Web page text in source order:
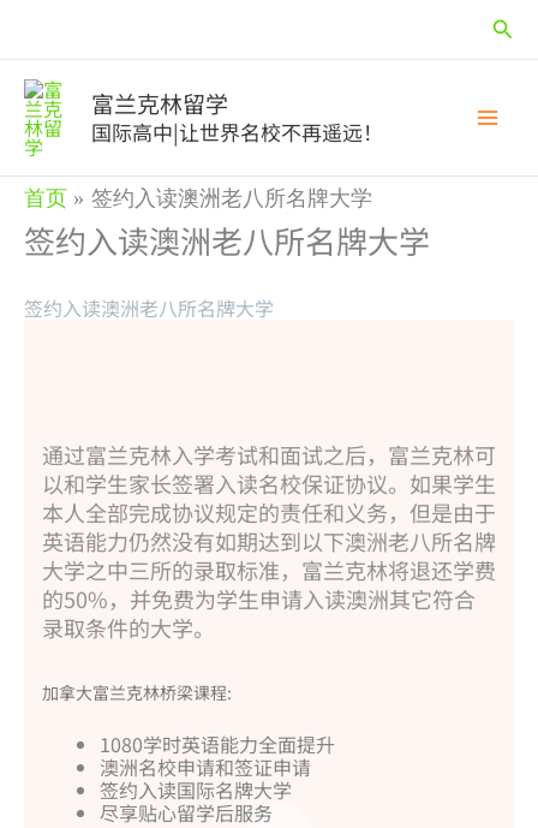
内
搜
索
富兰克林留学
国际高中|让世界名校不再遥远！
首页 签约入读澳洲老八所名牌大学
签约入读澳洲老八所名牌大学
签约入读澳洲老八所名牌大学
通过富兰克林入学考试和面试之后，富兰克林可
以和学生家长签署入读名校保证协议。如果学生
本人全部完成协议规定的责任和义务，但是由于
英语能力仍然没有如期达到以下澳洲老八所名牌
大学之中三所的录取标准，富兰克林将退还学费
的50%，并免费为学生申请入读澳洲其它符合
录取条件的大学。
加拿大富兰克林桥梁课程:
1080学时英语能力全面提升
澳洲名校申请和签证申请
签约入读国际名牌大学
尽享贴心留学后服务